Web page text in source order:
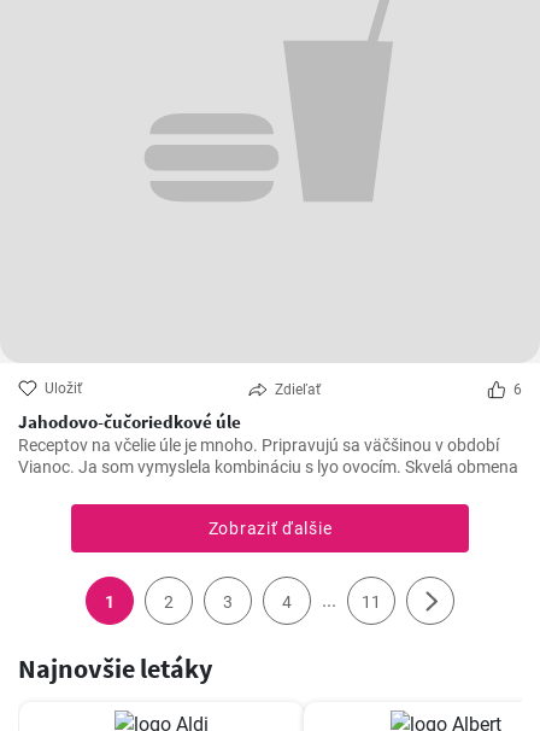
Uložiť Zdieľať 6
Jahodovo-čučoriedkové úle
Receptov na včelie úle je mnoho. Pripravujú sa väčšinou v období
Vianoc. Ja som vymyslela kombináciu s lyo ovocím. Skvelá obmena
Zobraziť ďalšie
1 2 3 4 ... 11
Najnovšie letáky